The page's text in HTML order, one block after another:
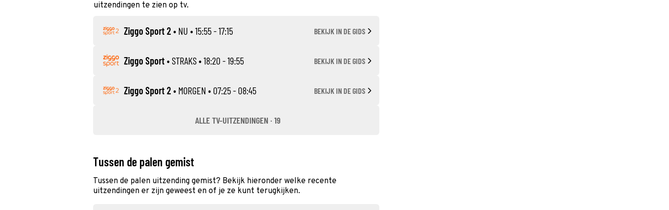
uitzendingen te zien op tv.
Ziggo Sport 2 • NU • 15:55 - 17:15 BEKIJK IN DE GIDS
Ziggo Sport•STRAKS• 18:20 - 19:55 BEKIJK IN DE GIDS
Ziggo Sport 2 • MORGEN • 07:25 - 08:45 BEKIJK IN DE GIDS
ALLE TV-UITZENDINGEN · 19
Tussen de palen gemist
Tussen de palen uitzending gemist? Bekijk hieronder welke recente
uitzendingen er zijn geweest en of je ze kunt terugkijken.